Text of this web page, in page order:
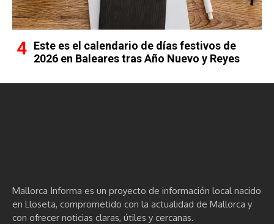
Este es el calendario de días festivos de
2026 en Baleares tras Año Nuevo y Reyes
Mallorca Informa es un proyecto de información local nacido
en Lloseta, comprometido con la actualidad de Mallorca y
con ofrecer noticias claras, útiles y cercanas.